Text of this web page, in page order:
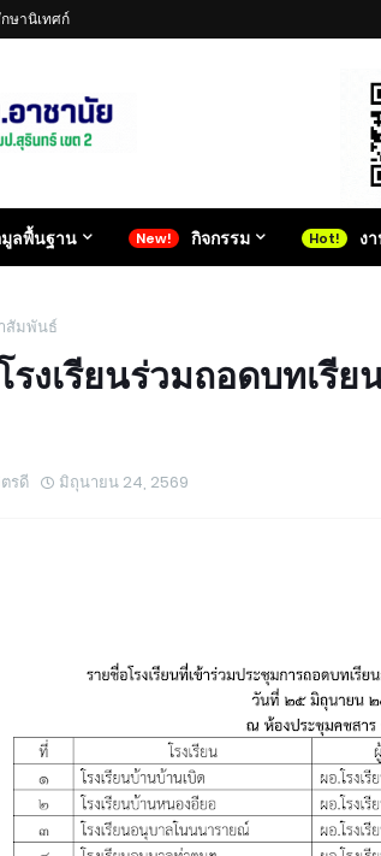
ษานิเทศก์
ลพื้นฐาน กิจกรรม ง
สัมพันธ์
รงเรียนร่วมถอดบทเรี
รดี มิถุนายน 24, 2569